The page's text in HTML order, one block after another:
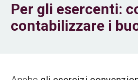
Per gli esercenti:
contabilizzare i